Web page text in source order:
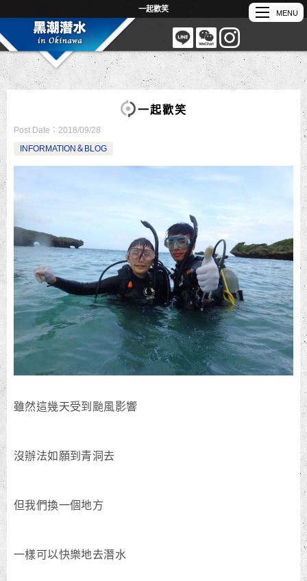
一起歡笑
一起歡笑
Post Date： 2018/09/28
INFORMATION＆BLOG
雖然這幾天受到颱風影響
沒辦法如願到青洞去
但我們換一個地方
一樣可以快樂地去潛水